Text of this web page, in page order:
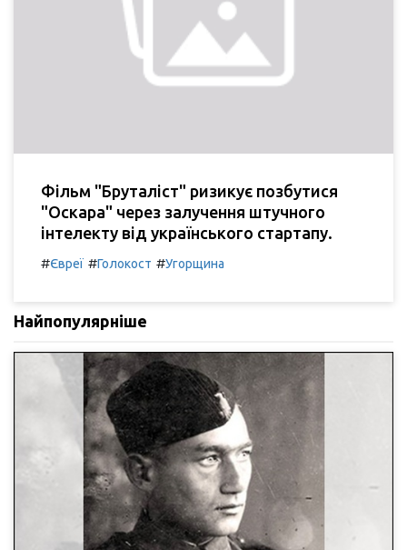
Фільм "Бруталіст" ризикує позбутися
"Оскара" через залучення штучного
інтелекту від українського стартапу.
#Євреї #Голокост #Угорщина
Найпопулярніше